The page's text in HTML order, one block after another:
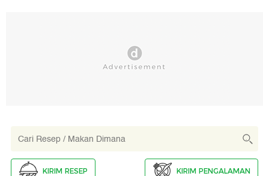
KIRIM RESEP KIRIM PENGALAMAN